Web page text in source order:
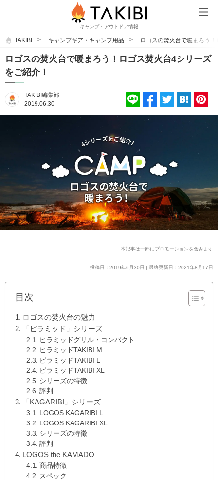
キャンプ・アウトドア情報
TAKIBI キャンプギア・キャンプ用品 ロゴスの焚火台で暖まろう
ロゴスの焚火台で暖まろう！ロゴス焚火台4シリーズ
をご紹介！
TAKIBI編集部
2019.06.30
本記事は一部にプロモーションを含みます
投稿日：2019年6月30日 | 最終更新日：2021年8月17日
目次
ロゴスの焚火台の魅力
「ピラミッド」シリーズ
ピラミッドグリル・コンパクト
ピラミッドTAKIBI M
ピラミッドTAKIBI L
ピラミッドTAKIBI XL
シリーズの特徴
評判
「KAGARIBI」シリーズ
LOGOS KAGARIBI L
LOGOS KAGARIBI XL
シリーズの特徴
評判
LOGOS the KAMADO
商品特徴
スペック